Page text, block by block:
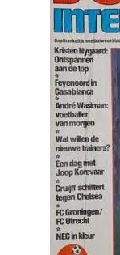
Puntertjes
Contact